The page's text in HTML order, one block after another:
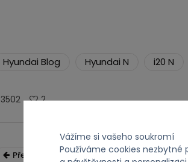
Hyundai Blog Hyundai N i20 N
3502 2
Předchozí
Vážíme si vašeho soukromí
Používáme cookies nezbytné